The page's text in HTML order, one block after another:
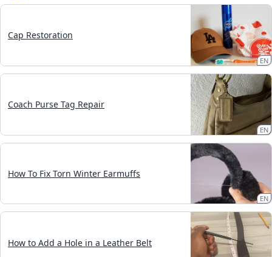
Cap Restoration
EN
Coach Purse Tag Repair
EN
How To Fix Torn Winter Earmuffs
EN
How to Add a Hole in a Leather Belt